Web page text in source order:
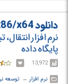
دانلود DBConvert Studio v4.3.1 x86/x64
نرم افزار
پایگاه داده
13,972
نرم افزار ← ‏توسعه